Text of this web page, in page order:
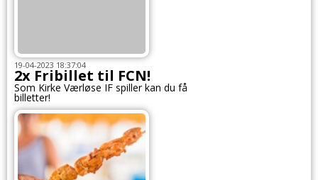
19-04-2023 18:37:04
2x Fribillet til FCN!
Som Kirke Værløse IF spiller kan du få
billetter!